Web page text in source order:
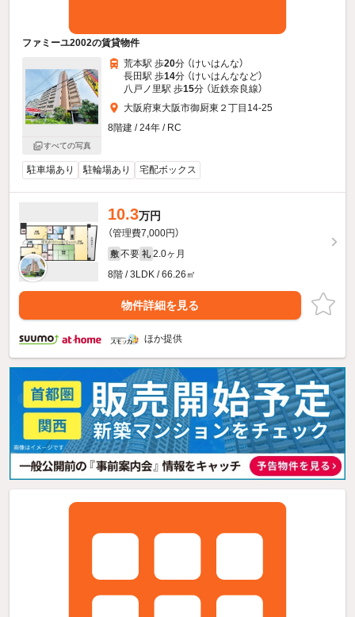
ファミーユ2002の賃貸物件
すべての写真
荒本駅 歩20分 （けいはんな）
長田駅 歩14分 （けいはんななど）
八戸ノ里駅 歩15分 （近鉄奈良線）
大阪府東大阪市御厨東２丁目14-25
8階建 / 24年 / RC
駐車場あり 駐輪場あり 宅配ボックス
10.3万円
（管理費7,000円）
敷 不要 礼 2.0ヶ月
8階 / 3LDK / 66.26㎡
物件詳細を見る
ほか提供